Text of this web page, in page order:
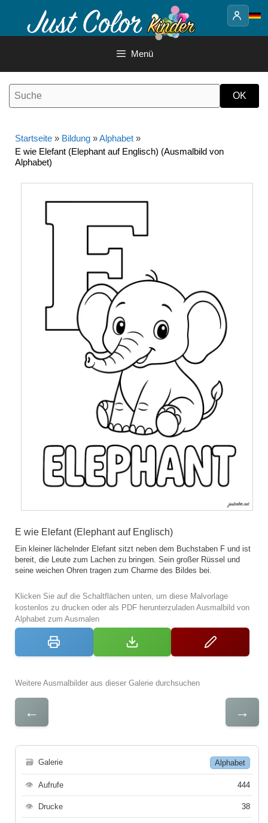
Inhalt
Menü
Startseite » Bildung »Alphabet »
E wie Elefant (Elephant auf Englisch) (Ausmalbild von
Alphabet)
E wie Elefant (Elephant auf Englisch)
Ein kleiner lächelnder Elefant sitzt neben dem Buchstaben F und ist
bereit, die Leute zum Lachen zu bringen. Sein großer Rüssel und
seine weichen Ohren tragen zum Charme des Bildes bei.
Klicken Sie auf die Schaltflächen unten, um diese Malvorlage
kostenlos zu drucken oder als PDF herunterzuladen Ausmalbild von
Alphabet zum Ausmalen
Weitere Ausmalbilder aus dieser Galerie durchsuchen
← →
🗃 Galerie Alphabet
👁 Aufrufe 444
👁 Drucke 38